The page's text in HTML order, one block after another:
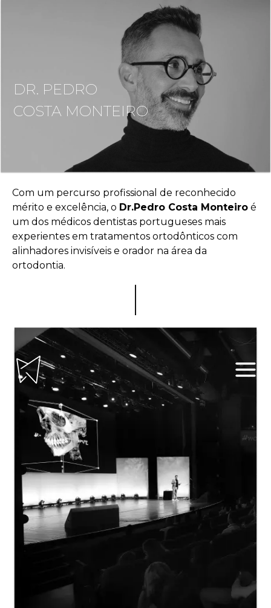
FORMAÇÃO E CONSULTORIA
EVENTOS, PUBLICAÇÕES E BLOG
PT EN
DR. PEDRO
COSTA MONTEIRO
Com um percurso profissional de reconhecido
mérito e excelência, o Dr.Pedro Costa Monteiro é
um dos médicos dentistas portugueses mais
experientes em tratamentos ortodônticos com
alinhadores invisíveis e orador na área da
ortodontia.